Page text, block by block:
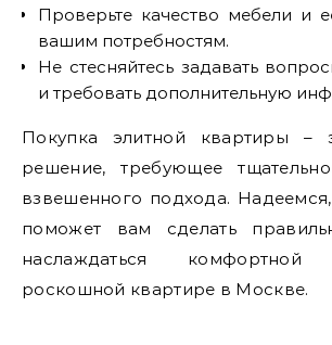
Проверьте качество мебели и
вашим потребностям.
Не стесняйтесь задавать
и требовать дополнительную
Покупка элитной квартиры –
решение, требующее
взвешенного подхода. Надеемся,
поможет вам сделать
наслаждаться
роскошной квартире в Москве.